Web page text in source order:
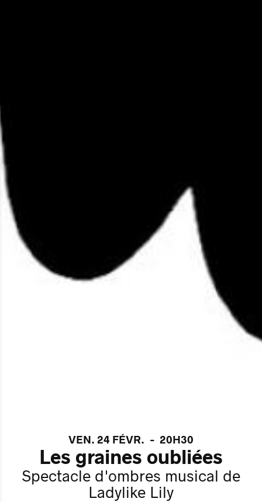
VEN. 24 FÉVR. - 20H30
Les graines oubliées
Spectacle d'ombres musical de
Ladylike Lily